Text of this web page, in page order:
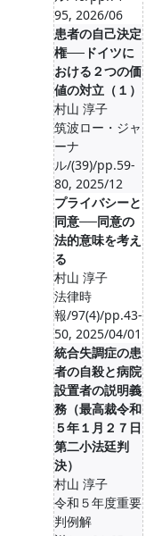
95, 2026/06
患者の自己決定
権──ドイツに
おける２つの価
値の対立（１）
村山 淳子
筑波ロー・ジャ
ーナ
ル/(39)/pp.59-
80, 2025/12
プライバシーと
同意──同意の
法的意味を考え
る
村山 淳子
法律時
報/97(4)/pp.43-
50, 2025/04/01
統合失調症の患
者の自殺と病院
設置者の説明義
務（最高裁令和
５年１月２７日
第二小法廷判
決）
村山 淳子
令和５年度重要
判例解